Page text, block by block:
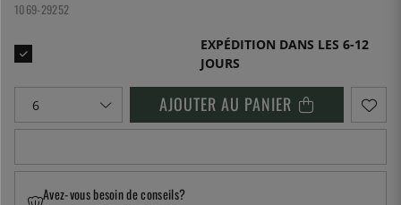
1069-29252
EXPÉDITION DANS LES 6-12
JOURS
AJOUTER AU PANIER
Avez-vous besoin de conseils?